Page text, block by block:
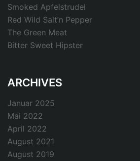
Smoked Apfelstrudel
Red Wild Salt’n Pepper
The Green Meat
Bitter Sweet Hipster
ARCHIVES
Januar 2025
Mai 2022
April 2022
August 2021
August 2019